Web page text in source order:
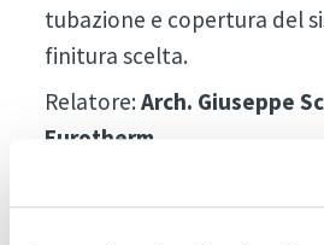
tubazione e copertura del
finitura scelta.
Relatore:Arch. Giuseppe
Eurotherm